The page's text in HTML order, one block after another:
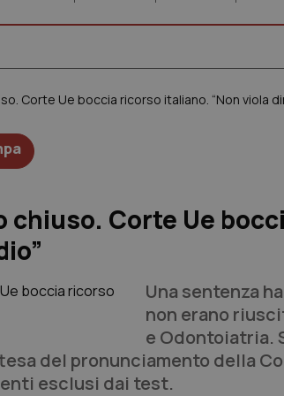
Corte Ue boccia ricorso italiano. “Non viola
chiuso. Corte Ue
Una sentenza
non erano
e Odontoiatria.
del pronunciamento della
esclusi dai test.